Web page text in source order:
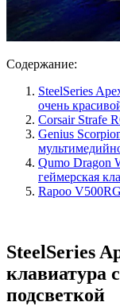
Содержание:
SteelSeries
очень
Cоrsair Strafe
Genius
Qumo Dragon
геймерская
Rapoo
SteelSeries
клавиатура
подсветкой